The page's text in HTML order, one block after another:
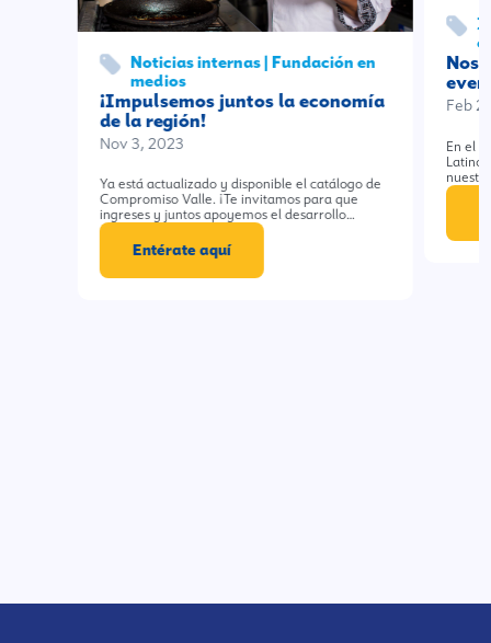
Noticias internas | Fundación en
medios
¡Impulsemos juntos la economía
de la región!
Nov 3, 2023
Ya está actualizado y disponible el catálogo de
Compromiso Valle. ¡Te invitamos para que
ingreses y juntos apoyemos el desarrollo…
Entérate aquí
Nos
Feb
En el